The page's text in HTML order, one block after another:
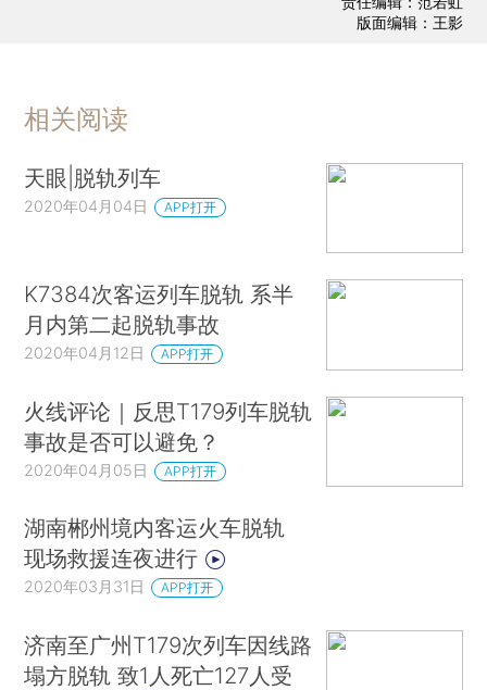
版面编辑：王影
相关阅读
天眼|脱轨列车
2020年04月04日 APP打开
K7384次客运列车脱轨 系半
月内第二起脱轨事故
2020年04月12日 APP打开
火线评论｜反思T179列车脱轨
事故是否可以避免？
2020年04月05日 APP打开
湖南郴州境内客运火车脱轨
现场救援连夜进行
2020年03月31日 APP打开
济南至广州T179次列车因线路
塌方脱轨 致1人死亡127人受